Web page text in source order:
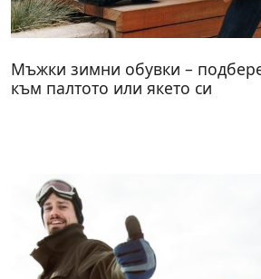
Мъжки зимни обувки –
към палтото или якето си